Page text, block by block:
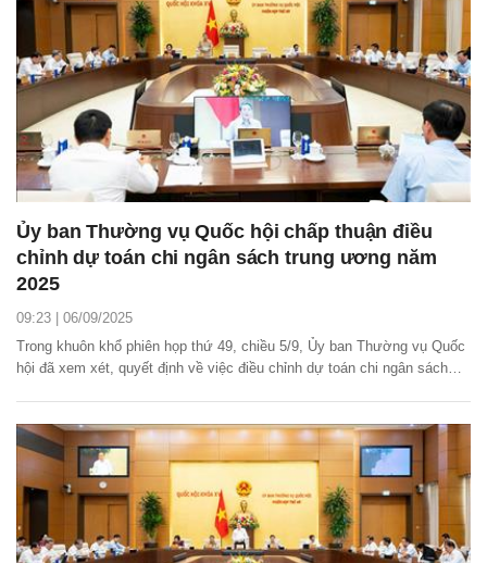
Ủy ban Thường vụ Quốc hội chấp thuận điều
chỉnh dự toán chi ngân sách trung ương năm
2025
09:23 | 06/09/2025
Trong khuôn khổ phiên họp thứ 49, chiều 5/9, Ủy ban Thường vụ Quốc
hội đã xem xét, quyết định về việc điều chỉnh dự toán chi ngân sách